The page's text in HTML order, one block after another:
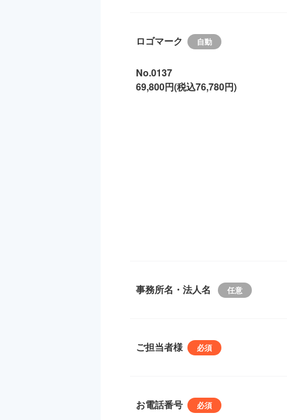
ロゴマーク
No.0137
69,800円(税込76,780円)
事務所名・法人名
ご担当者様
お電話番号